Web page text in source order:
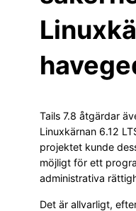
Tails 7.8 åtgärdar
Linuxkärnan 6.12
projektet kunde
möjligt för ett
administrativa
Det är allvarligt,